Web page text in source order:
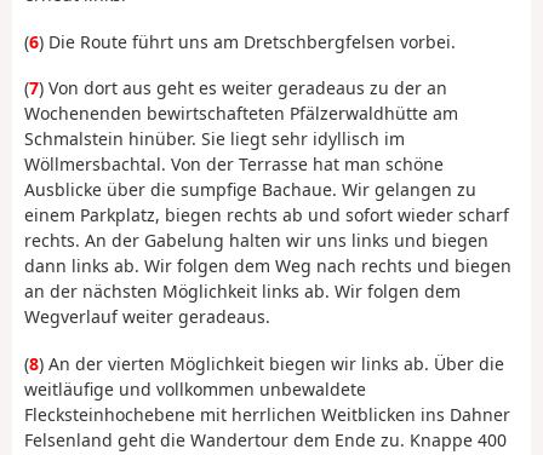
(6) Die Route führt uns am Dretschbergfelsen vorbei.
(7) Von dort aus geht es weiter geradeaus zu der an
Wochenenden bewirtschafteten Pfälzerwaldhütte am
Schmalstein hinüber. Sie liegt sehr idyllisch im
Wöllmersbachtal. Von der Terrasse hat man schöne
Ausblicke über die sumpfige Bachaue. Wir gelangen zu
einem Parkplatz, biegen rechts ab und sofort wieder scharf
rechts. An der Gabelung halten wir uns links und biegen
dann links ab. Wir folgen dem Weg nach rechts und biegen
an der nächsten Möglichkeit links ab. Wir folgen dem
Wegverlauf weiter geradeaus.
(8) An der vierten Möglichkeit biegen wir links ab. Über die
weitläufige und vollkommen unbewaldete
Flecksteinhochebene mit herrlichen Weitblicken ins Dahner
Felsenland geht die Wandertour dem Ende zu. Knappe 400